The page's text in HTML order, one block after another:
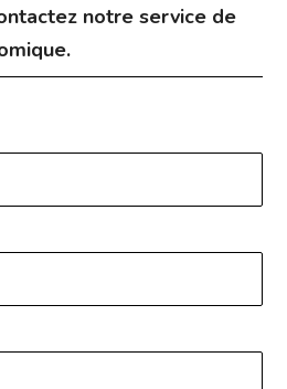
notre service de